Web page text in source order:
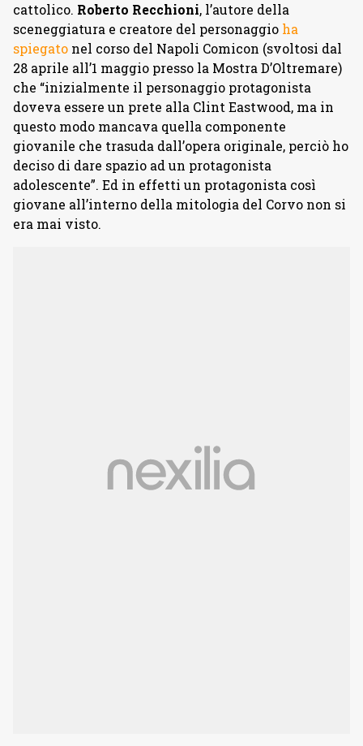
cattolico. Roberto Recchioni, l’autore della
sceneggiatura e creatore del personaggio ha
spiegato nel corso del Napoli Comicon (svoltosi dal
28 aprile all’1 maggio presso la Mostra D’Oltremare)
che “inizialmente il personaggio protagonista
doveva essere un prete alla Clint Eastwood, ma in
questo modo mancava quella componente
giovanile che trasuda dall’opera originale, perciò ho
deciso di dare spazio ad un protagonista
adolescente”. Ed in effetti un protagonista così
giovane all’interno della mitologia del Corvo non si
era mai visto.